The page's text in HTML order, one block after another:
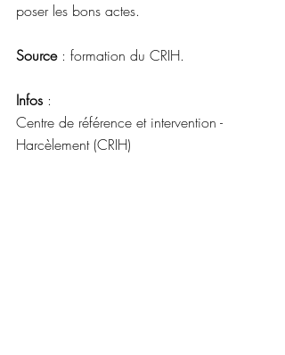
poser les bons actes.
Source : formation du CRIH.
Infos :
Centre de référence et intervention -
Harcèlement (CRIH)